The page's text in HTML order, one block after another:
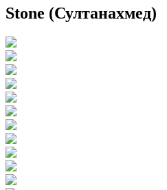
Stone (Султанахмед)